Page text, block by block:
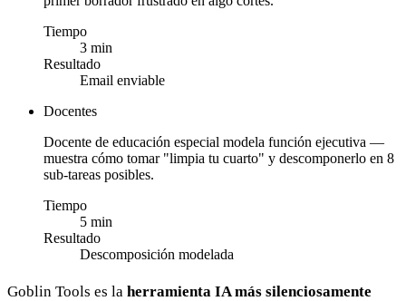
Tiempo
3 min
Resultado
Email enviable
Docentes
Docente de educación especial modela función ejecutiva —
muestra cómo tomar "limpia tu cuarto" y descomponerlo en 8
sub-tareas posibles.
Tiempo
5 min
Resultado
Descomposición modelada
Goblin Tools es la herramienta IA más silenciosamente